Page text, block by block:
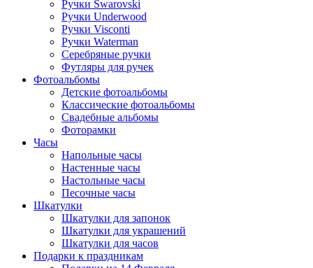
Ручки Swarovski
Ручки Underwood
Ручки Visconti
Ручки Waterman
Серебряные ручки
Футляры для ручек
Фотоальбомы
Детские фотоальбомы
Классические фотоальбомы
Свадебные альбомы
Фоторамки
Часы
Напольные часы
Настенные часы
Настольные часы
Песочные часы
Шкатулки
Шкатулки для запонок
Шкатулки для украшений
Шкатулки для часов
Подарки к праздникам